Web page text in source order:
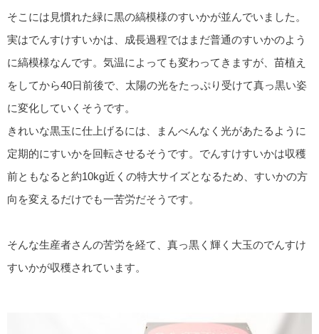
そこには見慣れた緑に黒の縞模様のすいかが並んでいました。
実はでんすけすいかは、成長過程ではまだ普通のすいかのよう
に縞模様なんです。気温によっても変わってきますが、苗植え
をしてから40日前後で、太陽の光をたっぷり受けて真っ黒い姿
に変化していくそうです。
きれいな黒玉に仕上げるには、まんべんなく光があたるように
定期的にすいかを回転させるそうです。でんすけすいかは収穫
前ともなると約10kg近くの特大サイズとなるため、すいかの方
向を変えるだけでも一苦労だそうです。
そんな生産者さんの苦労を経て、真っ黒く輝く大玉のでんすけ
すいかが収穫されています。